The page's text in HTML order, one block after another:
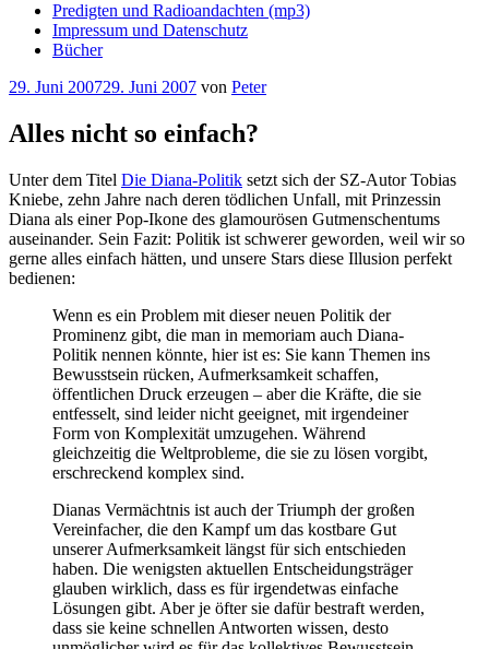
Predigten und Radioandachten (mp3)
Impressum und Datenschutz
Bücher
Veröffentlicht
29. Juni 200729. Juni 2007 von Peter
Alles nicht so einfach?
Unter dem Titel Die Diana-Politik setzt sich der SZ-Autor Tobias
Kniebe, zehn Jahre nach deren tödlichen Unfall, mit Prinzessin
Diana als einer Pop-Ikone des glamourösen Gutmenschentums
auseinander. Sein Fazit: Politik ist schwerer geworden, weil wir so
gerne alles einfach hätten, und unsere Stars diese Illusion perfekt
bedienen:
Wenn es ein Problem mit dieser neuen Politik der
Prominenz gibt, die man in memoriam auch Diana-
Politik nennen könnte, hier ist es: Sie kann Themen ins
Bewusstsein rücken, Aufmerksamkeit schaffen,
öffentlichen Druck erzeugen – aber die Kräfte, die sie
entfesselt, sind leider nicht geeignet, mit irgendeiner
Form von Komplexität umzugehen. Während
gleichzeitig die Weltprobleme, die sie zu lösen vorgibt,
erschreckend komplex sind.
Dianas Vermächtnis ist auch der Triumph der großen
Vereinfacher, die den Kampf um das kostbare Gut
unserer Aufmerksamkeit längst für sich entschieden
haben. Die wenigsten aktuellen Entscheidungsträger
glauben wirklich, dass es für irgendetwas einfache
Lösungen gibt. Aber je öfter sie dafür bestraft werden,
dass sie keine schnellen Antworten wissen, desto